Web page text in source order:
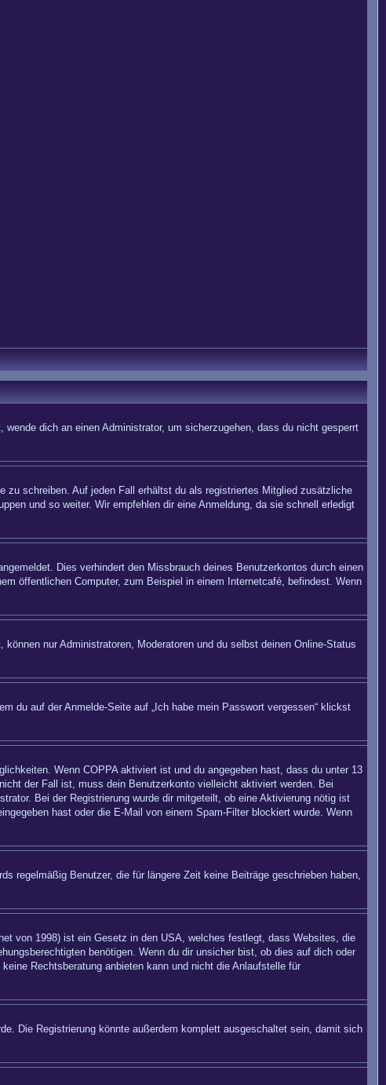
dich an einen Administrator, um sicherzugehen, dass du nicht gesperrt
zu schreiben. Auf jeden Fall erhältst du als registriertes Mitglied zusätzliche
und so weiter. Wir empfehlen dir eine Anmeldung, da sie schnell erledigt
Dies verhindert den Missbrauch deines Benutzerkontos durch einen
öffentlichen Computer, zum Beispiel in einem Internetcafé, befindest. Wenn
nur Administratoren, Moderatoren und du selbst deinen Online-Status
du auf der Anmelde-Seite auf „Ich habe mein Passwort vergessen“ klickst
Wenn COPPAaktiviert ist und du angegeben hast, dass du unter 13
der Fall ist, muss dein Benutzerkonto vielleicht aktiviert werden. Bei
Bei der Registrierung wurde dir mitgeteilt, ob eine Aktivierung nötig ist
hast oder die E-Mail von einem Spam-Filter blockiert wurde. Wenn
regelmäßig Benutzer, die für längere Zeit keine Beiträge geschrieben haben,
von 1998) ist ein Gesetz in den USA, welches festlegt, dass Websites, die
benötigen. Wenn du dir unsicher bist, ob dies auf dich oder
Rechtsberatung anbieten kann und nicht die Anlaufstelle für
Die Registrierung könnte außerdem komplett ausgeschaltet sein, damit sich